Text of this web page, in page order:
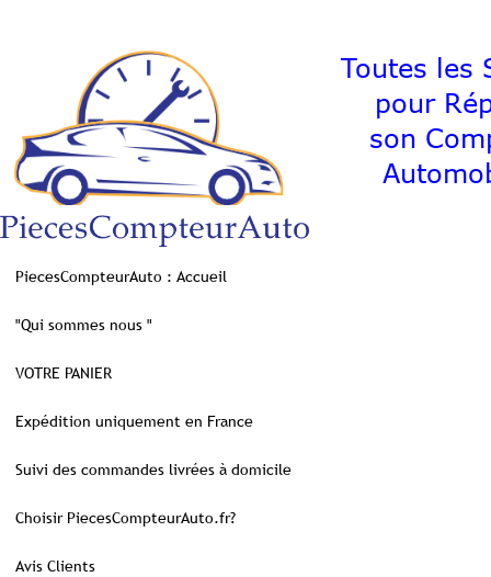
Toutes les
pour
son
PiecesCompteurAuto : Accueil
"Qui sommes nous "
VOTRE PANIER
Expédition uniquement en France
Suivi des commandes livrées à domicile
Choisir PiecesCompteurAuto.fr?
Avis Clients